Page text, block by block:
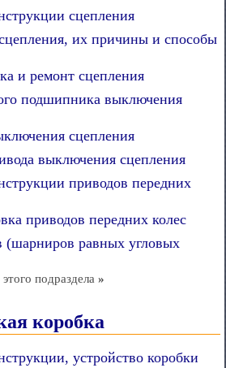
сцепления
их причины и способы
и ремонт сцепления
подшипника выключения
сцепления
выключения сцепления
приводов передних
приводов передних колес
равных угловых
подраздела »
коробка
устройство коробки